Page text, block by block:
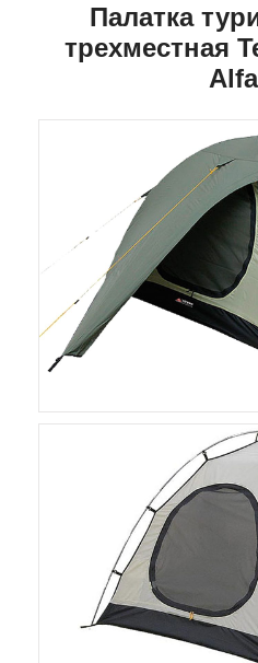
Палатка
трехместная